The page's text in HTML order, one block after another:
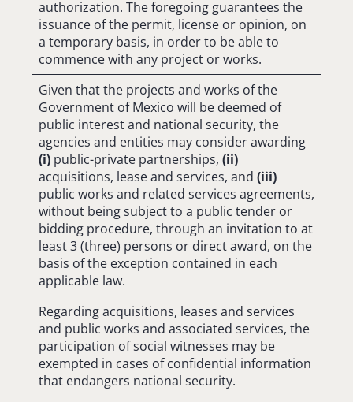
authorization. The foregoing guarantees the
issuance of the permit, license or opinion, on
a temporary basis, in order to be able to
commence with any project or works.
Given that the projects and works of the
Government of Mexico will be deemed of
public interest and national security, the
agencies and entities may consider awarding
(i) public-private partnerships, (ii)
acquisitions, lease and services, and (iii)
public works and related services agreements,
without being subject to a public tender or
bidding procedure, through an invitation to at
least 3 (three) persons or direct award, on the
basis of the exception contained in each
applicable law.
Regarding acquisitions, leases and services
and public works and associated services, the
participation of social witnesses may be
exempted in cases of confidential information
that endangers national security.